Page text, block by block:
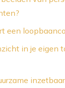
een
in je eigen